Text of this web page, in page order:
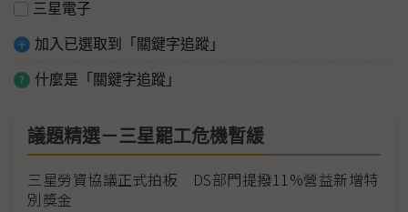
三星電子
加入已選取到「關鍵字追蹤」
什麼是「關鍵字追蹤」
議題精選－三星罷工危機暫緩
三星勞資協議正式拍板 DS部門提撥11%營益新增特
別獎金